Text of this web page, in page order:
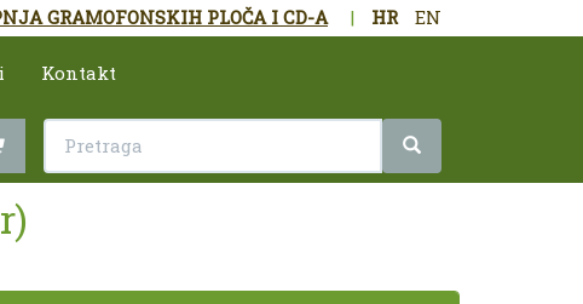
HR EN
|
GRAMOFONSKIH PLOČA I CD-A
Kontakt